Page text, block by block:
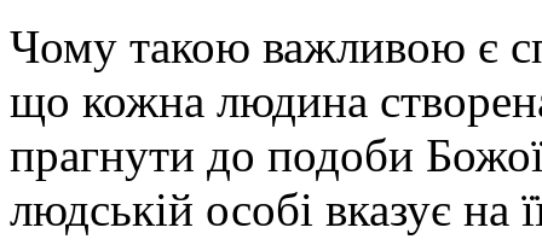
Чому такою важливою є
що кожна людина
прагнути до подоби
людській особі вказує на